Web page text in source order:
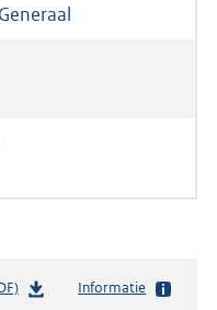
b
Informatie